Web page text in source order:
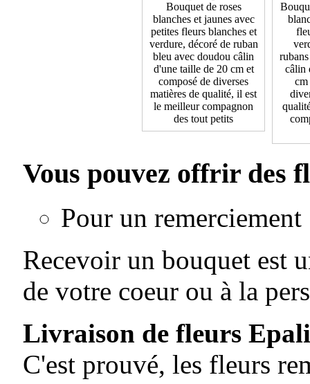
Bouquet de roses
blanches et jaunes avec
petites fleurs blanches et
verdure, décoré de ruban
bleu avec doudou câlin
d'une taille de 20 cm et
composé de diverses
matières de qualité, il est
le meilleur compagnon
des tout petits
câlin
cm
Vous pouvez offrir des
Pour un remerciement
Recevoir un bouquet est
de votre coeur ou à la
Livraison de fleurs
C'est prouvé, les fleurs